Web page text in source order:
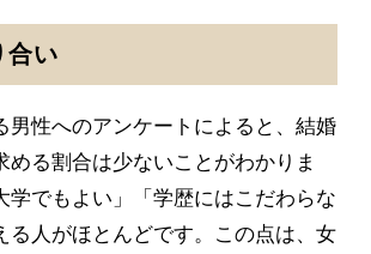
合い
男性へのアンケートによると、結婚
める割合は少ないことがわかりま
学でもよい」「学歴にはこだわらな
る人がほとんどです。この点は、女